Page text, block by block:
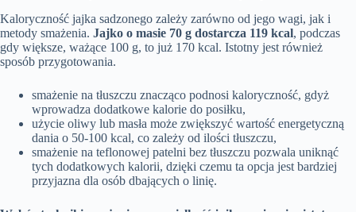
Kaloryczność jajka sadzonego zależy zarówno od jego wagi, jak i
metody smażenia. Jajko o masie 70 g dostarcza 119 kcal, podczas
gdy większe, ważące 100 g, to już 170 kcal. Istotny jest również
sposób przygotowania.
smażenie na tłuszczu znacząco podnosi kaloryczność, gdyż
wprowadza dodatkowe kalorie do posiłku,
użycie oliwy lub masła może zwiększyć wartość energetyczną
dania o 50-100 kcal, co zależy od ilości tłuszczu,
smażenie na teflonowej patelni bez tłuszczu pozwala uniknąć
tych dodatkowych kalorii, dzięki czemu ta opcja jest bardziej
przyjazna dla osób dbających o linię.